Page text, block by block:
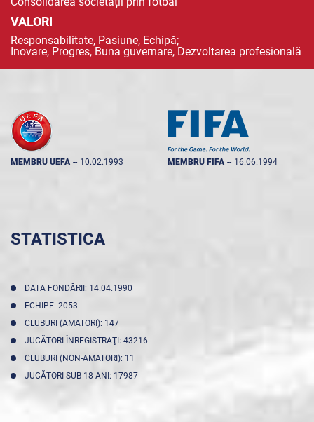
VALORI
Responsabilitate, Pasiune, Echipă;
Inovare, Progres, Buna guvernare, Dezvoltarea profesională
MEMBRU UEFA -- 10.02.1993 MEMBRU FIFA -- 16.06.1994
STATISTICA
DATA FONDĂRII: 14.04.1990
ECHIPE: 2053
CLUBURI (AMATORI): 147
JUCĂTORI ÎNREGISTRAŢI: 43216
CLUBURI (NON-AMATORI): 11
JUCĂTORI SUB 18 ANI: 17987